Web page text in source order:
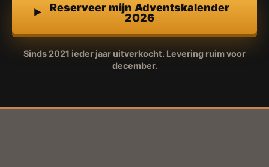
Reserveer mijn Adventskalender
2026
Sinds 2021 ieder jaar uitverkocht. Levering ruim voor
december.